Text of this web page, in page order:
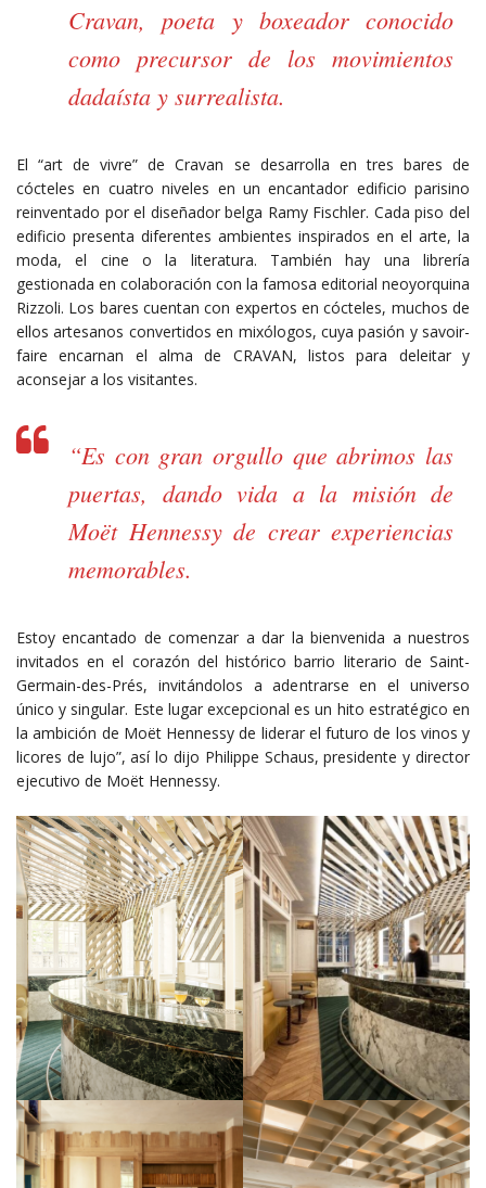
Cravan, poeta y boxeador conocido
como precursor de los movimientos
dadaísta y surrealista.
El “art de vivre” de Cravan se desarrolla en tres bares de
cócteles en cuatro niveles en un encantador edificio parisino
reinventado por el diseñador belga Ramy Fischler. Cada piso del
edificio presenta diferentes ambientes inspirados en el arte, la
moda, el cine o la literatura. También hay una librería
gestionada en colaboración con la famosa editorial neoyorquina
Rizzoli. Los bares cuentan con expertos en cócteles, muchos de
ellos artesanos convertidos en mixólogos, cuya pasión y savoir-
faire encarnan el alma de CRAVAN, listos para deleitar y
aconsejar a los visitantes.
“Es con gran orgullo que abrimos las
puertas, dando vida a la misión de
Moët Hennessy de crear experiencias
memorables.
Estoy encantado de comenzar a dar la bienvenida a nuestros
invitados en el corazón del histórico barrio literario de Saint-
Germain-des-Prés, invitándolos a adentrarse en el universo
único y singular. Este lugar excepcional es un hito estratégico en
la ambición de Moët Hennessy de liderar el futuro de los vinos y
licores de lujo”, así lo dijo Philippe Schaus, presidente y director
ejecutivo de Moët Hennessy.